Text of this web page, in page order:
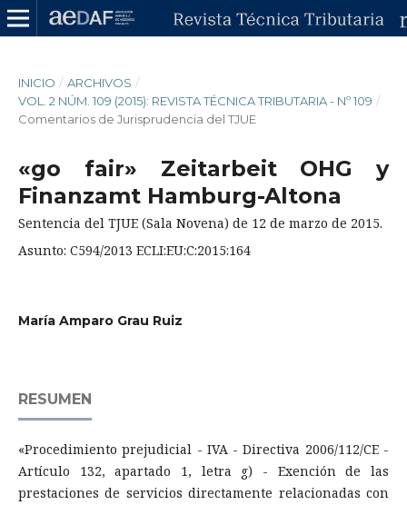
INICIO / ARCHIVOS /
VOL. 2 NÚM. 109 (2015): REVISTA TÉCNICA TRIBUTARIA - Nº 109 /
Comentarios de Jurisprudencia del TJUE
«go fair» Zeitarbeit OHG y
Finanzamt Hamburg-Altona
Sentencia del TJUE (Sala Novena) de 12 de marzo de 2015.
Asunto: C594/2013 ECLI:EU:C:2015:164
María Amparo Grau Ruiz
RESUMEN
«Procedimiento prejudicial - IVA - Directiva 2006/112/CE -
Artículo 132, apartado 1, letra g) - Exención de las
prestaciones de servicios directamente relacionadas con